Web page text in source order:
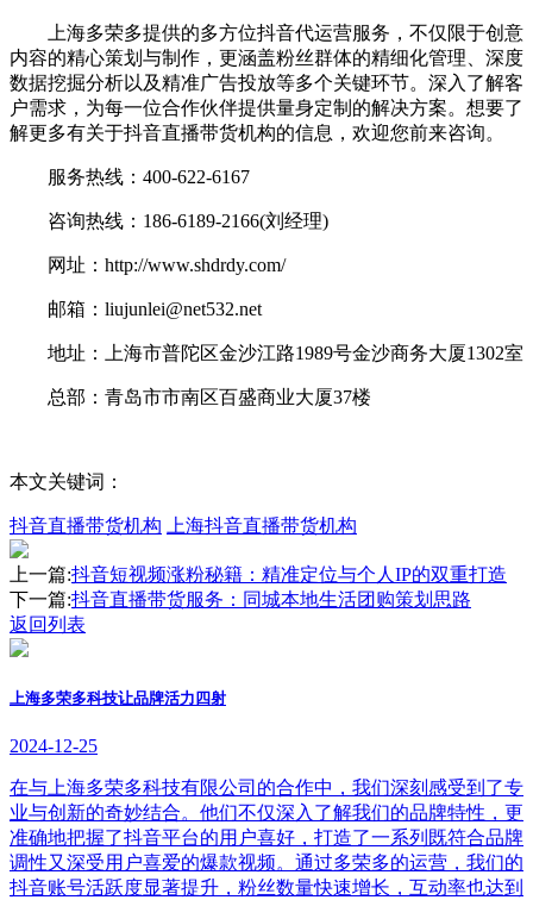
上海多荣多提供的多方位抖音代运营服务，不仅限于创意
内容的精心策划与制作，更涵盖粉丝群体的精细化管理、深度
数据挖掘分析以及精准广告投放等多个关键环节。深入了解客
户需求，为每一位合作伙伴提供量身定制的解决方案。想要了
解更多有关于抖音直播带货机构的信息，欢迎您前来咨询。
服务热线：400-622-6167
咨询热线：186-6189-2166(刘经理)
网址：http://www.shdrdy.com/
邮箱：liujunlei@net532.net
地址：上海市普陀区金沙江路1989号金沙商务大厦1302室
总部：青岛市市南区百盛商业大厦37楼
本文关键词：
抖音直播带货机构 上海抖音直播带货机构
上一篇:抖音短视频涨粉秘籍：精准定位与个人IP的双重打造
下一篇:抖音直播带货服务：同城本地生活团购策划思路
返回列表
上海多荣多科技让品牌活力四射
2024-12-25
在与上海多荣多科技有限公司的合作中，我们深刻感受到了专
业与创新的奇妙结合。他们不仅深入了解我们的品牌特性，更
准确地把握了抖音平台的用户喜好，打造了一系列既符合品牌
调性又深受用户喜爱的爆款视频。通过多荣多的运营，我们的
抖音账号活跃度显著提升，粉丝数量快速增长，互动率也达到